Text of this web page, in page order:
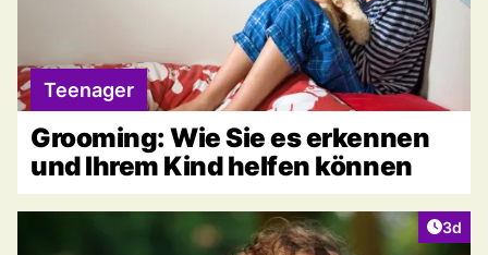
Teenager
Grooming: Wie Sie es erkennen
und Ihrem Kind helfen können
3d